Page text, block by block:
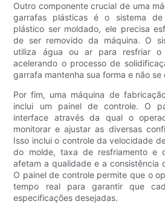
Outro componente crucial de uma
garrafas plásticas é o sistema
plástico ser moldado, ele precisa
de ser removido da máquina. O
utiliza água ou ar para resfriar o
acelerando o processo de
garrafa mantenha sua forma e não se
Por fim, uma máquina de
inclui um painel de controle. O
interface através da qual o
monitorar e ajustar as diversas
Isso inclui o controle da velocidade
do molde, taxa de resfriamento e
afetam a qualidade e a consistência
O painel de controle permite que o
tempo real para garantir que
especificações desejadas.